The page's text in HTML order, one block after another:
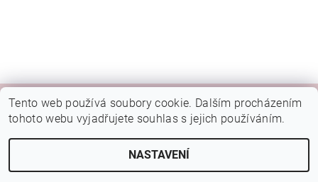
Kamenná prodejna Brno | Rady a tipy | Google mapa | Fotky prodejny
Náš FB
2026 © Botýsek, všechna práva vyhrazena
Tento web používá soubory cookie. Dalším procházením
tohoto webu vyjadřujete souhlas s jejich používáním.
NASTAVENÍ